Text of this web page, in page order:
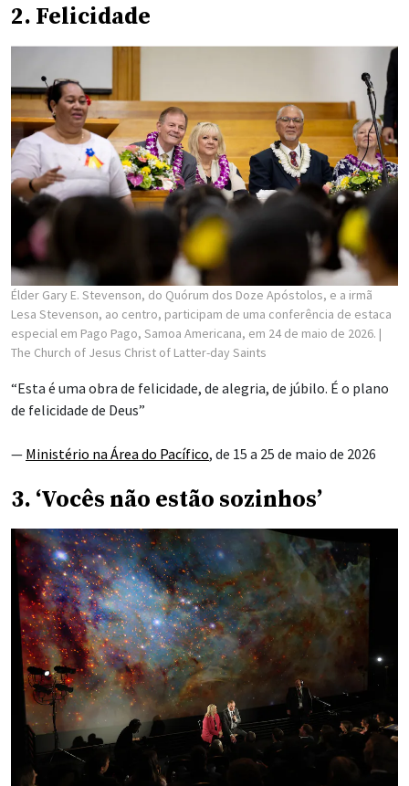
2. Felicidade
Élder Gary E. Stevenson, do Quórum dos Doze Apóstolos, e a irmã
Lesa Stevenson, ao centro, participam de uma conferência de estaca
especial em Pago Pago, Samoa Americana, em 24 de maio de 2026. |
The Church of Jesus Christ of Latter-day Saints
“Esta é uma obra de felicidade, de alegria, de júbilo. É o plano
de felicidade de Deus”
— Ministério na Área do Pacífico, de 15 a 25 de maio de 2026
3. ‘Vocês não estão sozinhos’